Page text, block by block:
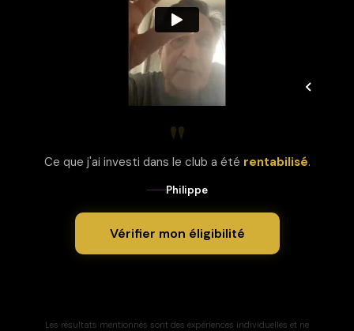
"
Ce que j'ai investi dans le club a été rentabilisé.
Philippe
Vérifier mon éligibilité
Les résultats mentionnés sont des expériences individuelles et ne